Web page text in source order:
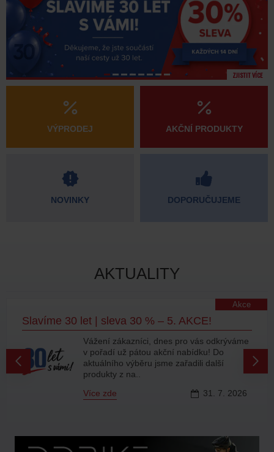
ZJISTIT VÍCE
VÝPRODEJ
NOVINKY
AKČNÍ PRODUKTY
DOPORUČUJEME
AKTUALITY
Slavíme 30 let | sleva 30 % – 5. AKCE!
Akce
31. 7. 2026
Vážení zákazníci, dnes pro vás odkrýváme
v pořadí už pátou akční nabídku! Do
aktuálního výběru jsme zařadili další
produkty z na..
Více zde